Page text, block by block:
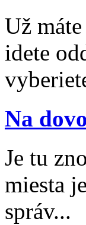
Už
idete
Na
Je tu
miesta
správ...